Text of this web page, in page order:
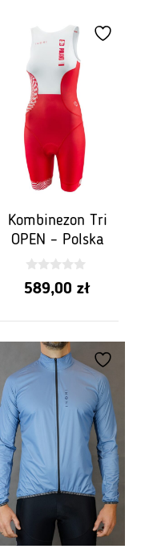
Kombinezon Tri
OPEN – Polska
0
z
589,00 zł